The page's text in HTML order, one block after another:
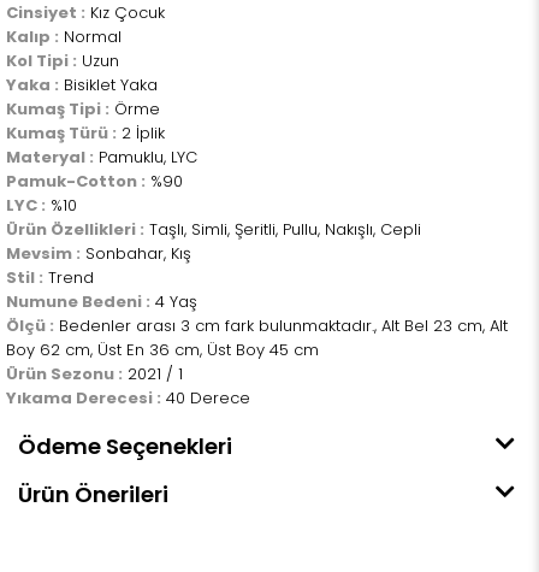
Cinsiyet : Kız Çocuk
Kalıp : Normal
Kol Tipi : Uzun
Yaka : Bisiklet Yaka
Kumaş Tipi : Örme
Kumaş Türü : 2 İplik
Materyal : Pamuklu, LYC
Pamuk-Cotton : %90
LYC : %10
Ürün Özellikleri : Taşlı, Simli, Şeritli, Pullu, Nakışlı, Cepli
Mevsim : Sonbahar, Kış
Stil : Trend
Numune Bedeni : 4 Yaş
Ölçü : Bedenler arası 3 cm fark bulunmaktadır., Alt Bel 23 cm, Alt
Boy 62 cm, Üst En 36 cm, Üst Boy 45 cm
Ürün Sezonu : 2021 / 1
Yıkama Derecesi : 40 Derece
Ödeme Seçenekleri
Ürün Önerileri